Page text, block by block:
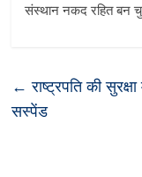
संस्थान नकद रहित बन
← राष्ट्रपति की
सस्पेंड